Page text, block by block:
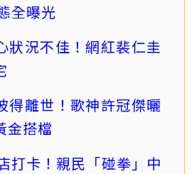
全曝光
狀況不佳！網紅裴仁圭
得離世！歌神許冠傑曬
金搭檔
打卡！親民「碰拳」中